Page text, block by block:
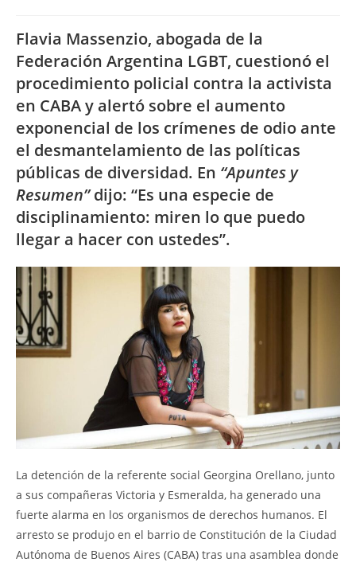
Flavia Massenzio, abogada de la
Federación Argentina LGBT, cuestionó el
procedimiento policial contra la activista
en CABA y alertó sobre el aumento
exponencial de los crímenes de odio ante
el desmantelamiento de las políticas
públicas de diversidad. En “Apuntes y
Resumen”dijo: “Es una especie de
disciplinamiento: miren lo que puedo
llegar a hacer con ustedes”.
La detención de la referente social Georgina Orellano, junto
a sus compañeras Victoria y Esmeralda, ha generado una
fuerte alarma en los organismos de derechos humanos. El
arresto se produjo en el barrio de Constitución de la Ciudad
Autónoma de Buenos Aires (CABA) tras una asamblea donde